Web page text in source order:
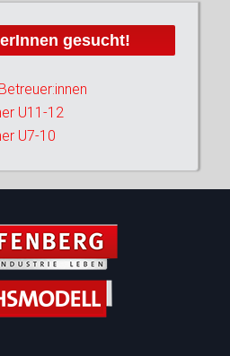
gesucht!
U11-12
U7-10